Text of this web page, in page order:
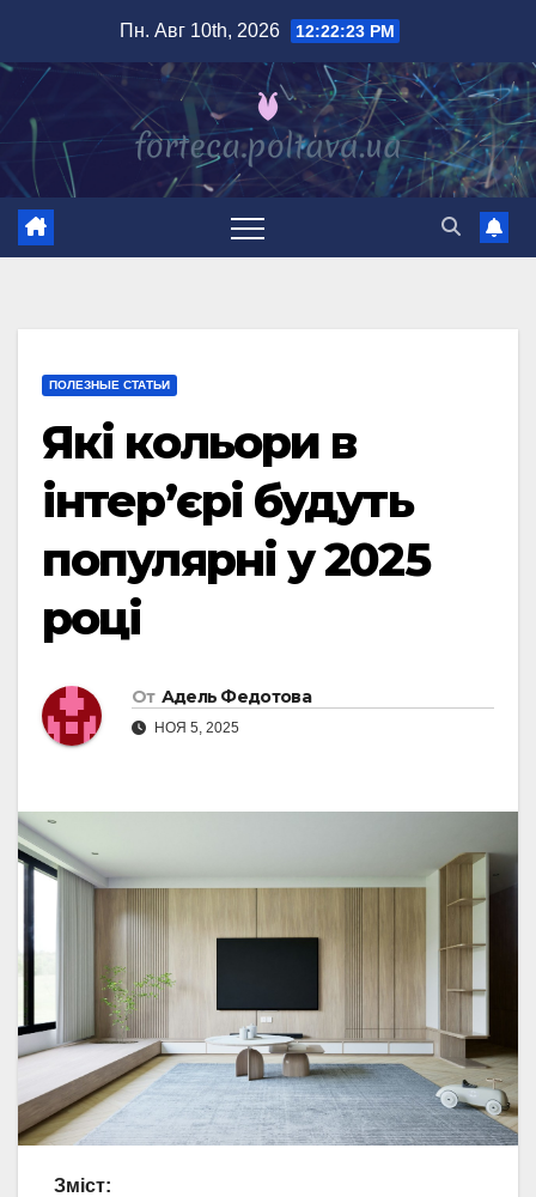
содержимому
Пн. Авг 10th, 2026 12:22:24 PM
ПОЛЕЗНЫЕ СТАТЬИ
Які кольори в
інтер’єрі будуть
популярні у 2025
році
От Адель Федотова
НОЯ 5, 2025
Зміст: